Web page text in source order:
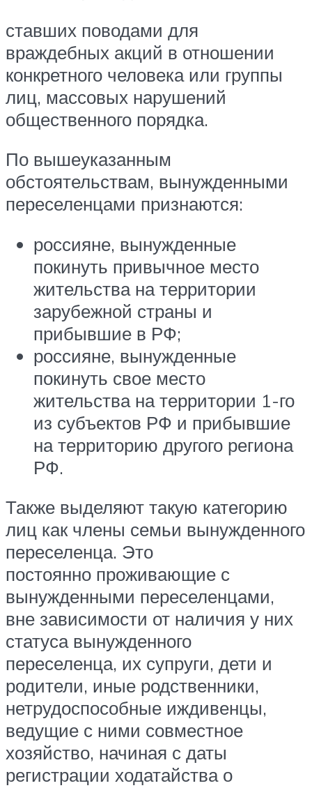
ставших поводами для
враждебных акций в отношении
конкретного человека или группы
лиц, массовых нарушений
общественного порядка.
По вышеуказанным
обстоятельствам, вынужденными
переселенцами признаются:
россияне, вынужденные
покинуть привычное место
жительства на территории
зарубежной страны и
прибывшие в РФ;
россияне, вынужденные
покинуть свое место
жительства на территории 1-го
из субъектов РФ и прибывшие
на территорию другого региона
РФ.
Также выделяют такую категорию
лиц как члены семьи вынужденного
переселенца. Это
постоянно проживающие с
вынужденными переселенцами,
вне зависимости от наличия у них
статуса вынужденного
переселенца, их супруги, дети и
родители, иные родственники,
нетрудоспособные иждивенцы,
ведущие с ними совместное
хозяйство, начиная с даты
регистрации ходатайства о